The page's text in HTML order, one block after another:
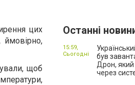
цих
ймовірно,
щоб
Останні
був
Дрон, який
через
15:59,
Сьогодні